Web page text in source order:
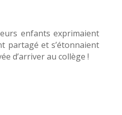
enfants exprimaient
partagé et s’étonnaient
d’arriver au collège !